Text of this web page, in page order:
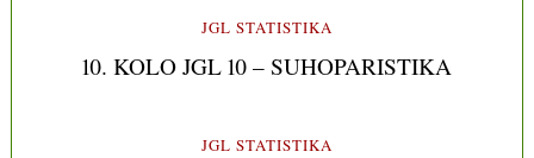
JGL STATISTIKA
10. KOLO JGL 10 – SUHOPARISTIKA
JGL STATISTIKA